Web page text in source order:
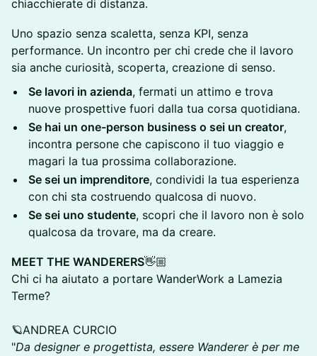
chiacchierate di distanza.
Uno spazio senza scaletta, senza KPI, senza
performance. Un incontro per chi crede che il lavoro
sia anche curiosità, scoperta, creazione di senso.
Se lavori in azienda, fermati un attimo e trova
nuove prospettive fuori dalla tua corsa quotidiana.
Se hai un one-person business o sei un creator,
incontra persone che capiscono il tuo viaggio e
magari la tua prossima collaborazione.
Se sei un imprenditore, condividi la tua esperienza
con chi sta costruendo qualcosa di nuovo.
Se sei uno studente, scopri che il lavoro non è solo
qualcosa da trovare, ma da creare.
MEET THE WANDERERS👋🏼
Chi ci ha aiutato a portare WanderWork a Lamezia
Terme?
🪐ANDREA CURCIO
"Da designer e progettista, essere Wanderer è per me